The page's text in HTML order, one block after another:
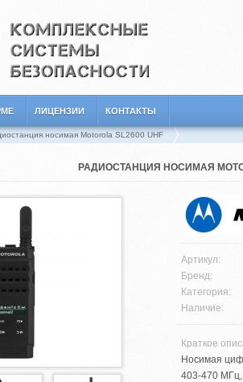
ЛИЦЕНЗИИ КОНТАКТЫ
носимая Motorola SL2600 UHF
РАДИОСТАНЦИЯ НОСИМАЯ
Артикул:
Бренд:
Категория:
Наличие:
Краткое
Носимая
403-470 МГц,